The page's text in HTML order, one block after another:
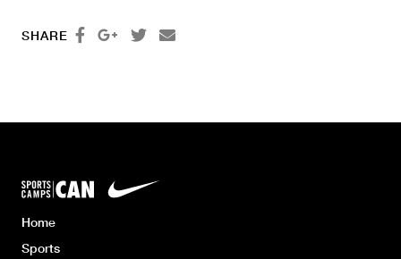
SHARE    
Home
Sports